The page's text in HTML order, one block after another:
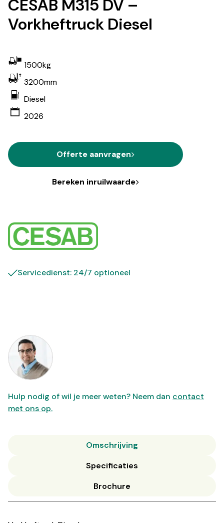
CESAB M315 DV –
Vorkheftruck Diesel
1500kg
3200mm
Diesel
2026
Offerte aanvragen
Bereken inruilwaarde
Servicedienst: 24/7 optioneel
Hulp nodig of wil je meer weten? Neem dan contact
met ons op.
Omschrijving
Specificaties
Brochure